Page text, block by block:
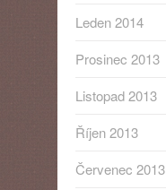
Leden 2014
Prosinec 2013
Listopad 2013
Říjen 2013
Červenec 2013